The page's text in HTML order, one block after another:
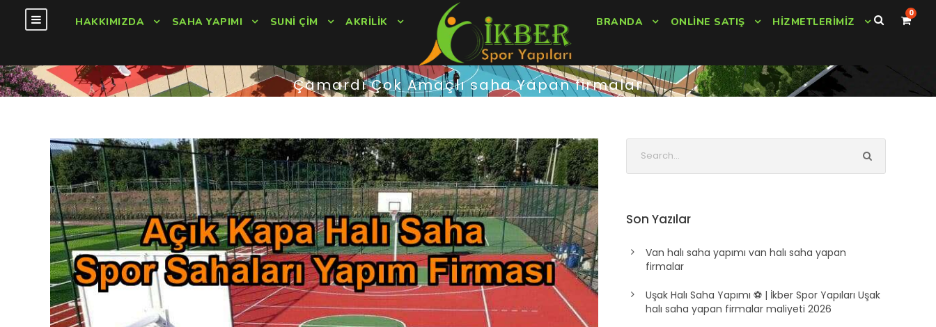
HAKKIMIZDA SAHA YAPIMI SUNI ÇIM AKRILIK BRANDA ONLINE SATIŞ HIZMETLERIMIZ
0
Çamardı Çok Amaçlı saha Yapan firmalar
Son Yazılar
Van halı saha yapımı van halı saha yapan
firmalar
Uşak Halı Saha Yapımı ⚽ | İkber Spor Yapıları Uşak
halı saha yapan firmalar maliyeti 2026